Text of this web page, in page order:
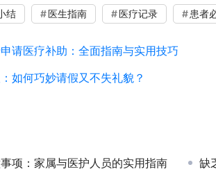
结 医生指南 医疗记录 患者
请医疗补助：全面指南与实用技巧
如何巧妙请假又不失礼貌？
项：家属与医护人员的实用指南 缺